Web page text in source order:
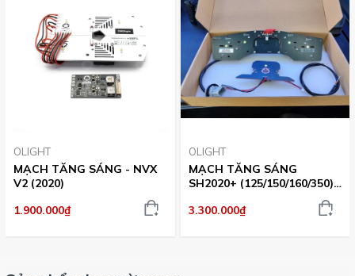
OLIGHT
MẠCH TĂNG SÁNG - NVX
V2 (2020)
1.900.000₫
OLIGHT
MẠCH TĂNG SÁNG
SH2020+ (125/150/160/350) -
3.300.000₫